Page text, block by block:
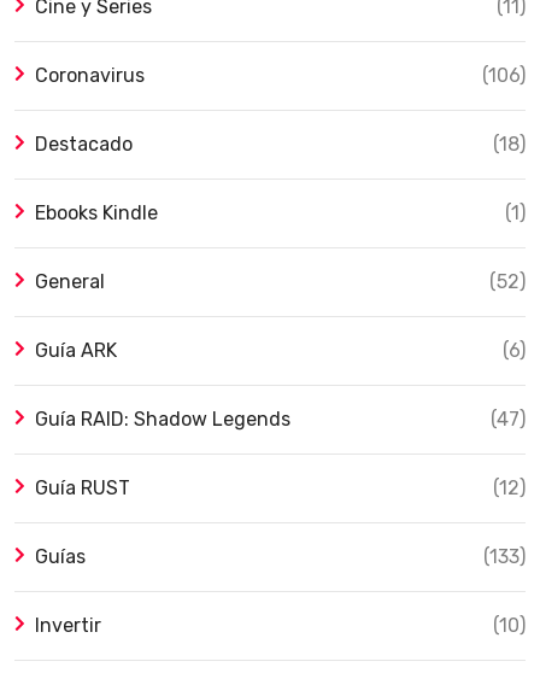
Cine y Series (11)
Coronavirus (106)
Destacado (18)
Ebooks Kindle (1)
General (52)
Guía ARK (6)
Guía RAID: Shadow Legends (47)
Guía RUST (12)
Guías (133)
Invertir (10)